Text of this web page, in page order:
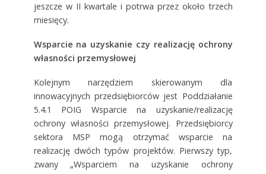
jeszcze w II kwartale i potrwa przez około trzech
miesięcy.
Wsparcie na uzyskanie czy realizację ochrony
własności przemysłowej
Kolejnym narzędziem skierowanym dla
innowacyjnych przedsiębiorców jest Poddziałanie
5.4.1 POIG Wsparcie na uzyskanie/realizację
ochrony własności przemysłowej. Przedsiębiorcy
sektora MSP mogą otrzymać wsparcie na
realizację dwóch typów projektów. Pierwszy typ,
zwany „Wsparciem na uzyskanie ochrony